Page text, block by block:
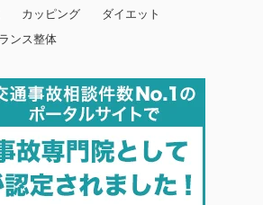
カッピング
ダイエット
ンス整体